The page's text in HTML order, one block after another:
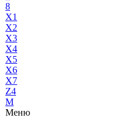
8
X1
X2
X3
X4
X5
X6
X7
Z4
М
Меню